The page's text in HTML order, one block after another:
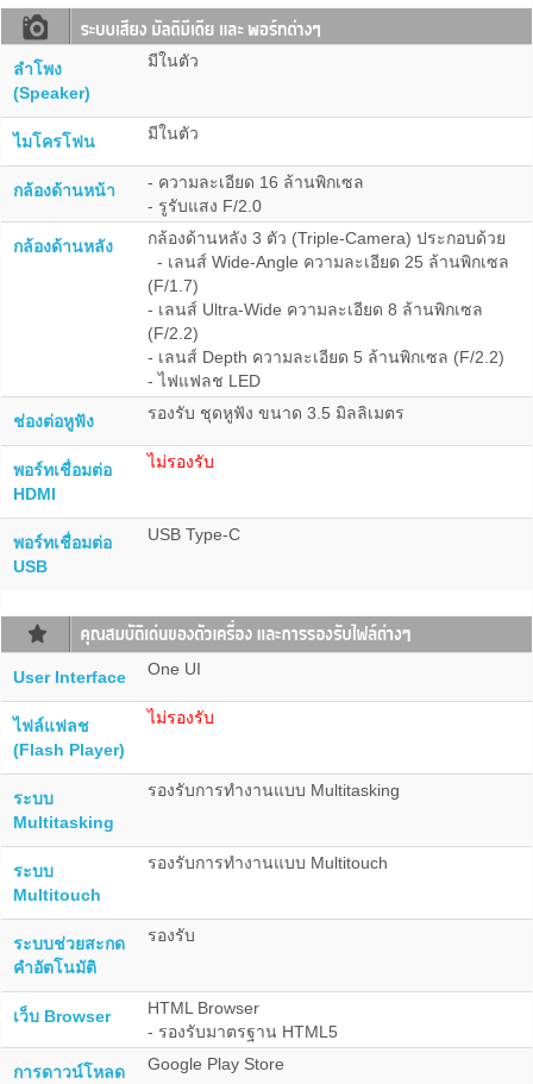
ลำโพง
(Speaker)
มีในตัว
ไมโครโฟน มีในตัว
กล้องด้านหน้า
- ความละเอียด 16 ล้านพิกเซล
- รูรับแสง F/2.0
กล้องด้านหลัง
กล้องด้านหลัง 3 ตัว (Triple-Camera) ประกอบด้วย
- เลนส์ Wide-Angle ความละเอียด 25 ล้านพิกเซล
(F/1.7)
- เลนส์ Ultra-Wide ความละเอียด 8 ล้านพิกเซล
(F/2.2)
- เลนส์ Depth ความละเอียด 5 ล้านพิกเซล (F/2.2)
- ไฟแฟลช LED
ช่องต่อหูฟัง รองรับ ชุดหูฟัง ขนาด 3.5 มิลลิเมตร
พอร์ทเชื่อมต่อ
HDMI
ไม่รองรับ
พอร์ทเชื่อมต่อ
USB
USB Type-C
User Interface One UI
ไฟล์แฟลช
(Flash Player)
ไม่รองรับ
ระบบ
Multitasking
รองรับการทำงานแบบ Multitasking
ระบบ
Multitouch
รองรับการทำงานแบบ Multitouch
ระบบช่วยสะกด
คำอัตโนมัติ
รองรับ
เว็บ Browser
HTML Browser
- รองรับมาตรฐาน HTML5
การดาวน์โหลด
Google Play Store